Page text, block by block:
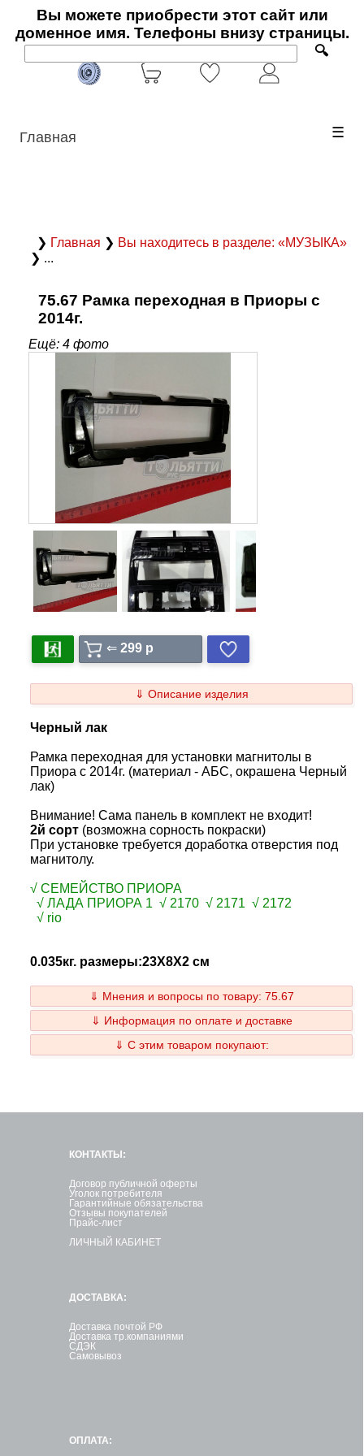
Вы можете приобрести этот сайт или
доменное имя. Телефоны внизу страницы.
🔍
Главная ☰
❯ Главная ❯ Вы находитесь в разделе: «МУЗЫКА»
❯ ...
75.67 Рамка переходная в Приоры с
2014г.
Ещё: 4 фото
⇐ 299 p
⇓ Описание изделия
Черный лак
Рамка переходная для установки магнитолы в
Приора с 2014г. (материал - АБС, окрашена Черный
лак)
Внимание! Сама панель в комплект не входит!
2й сорт (возможна сорность покраски)
При установке требуется доработка отверстия под
магнитолу.
√ СЕМЕЙСТВО ПРИОРА
√ ЛАДА ПРИОРА 1 √ 2170 √ 2171 √ 2172
√ rio
0.035кг. размеры:23Х8Х2 см
⇓ Мнения и вопросы по товару: 75.67
⇓ Информация по оплате и доставке
⇓ С этим товаром покупают:
КОНТАКТЫ:
Договор публичной оферты
Уголок потребителя
Гарантийные обязательства
Отзывы покупателей
Прайс-лист
ЛИЧНЫЙ КАБИНЕТ
ДОСТАВКА:
Доставка почтой РФ
Доставка тр.компаниями
СДЭК
Самовывоз
ОПЛАТА: